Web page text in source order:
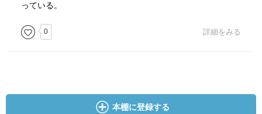
っている。
0 詳細をみる
本棚に登録する